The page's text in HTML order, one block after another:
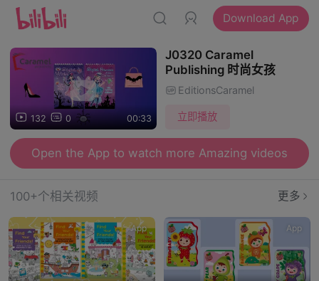
Download App
132 0 00:33
J0320 Caramel
Publishing 时尚女孩
EditionsCaramel
立即播放
Open the App to watch more Amazing videos
100+个相关视频 更多
App App